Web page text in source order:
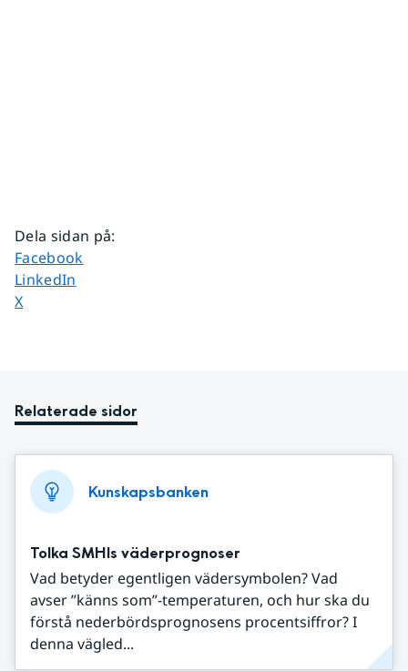
Dela sidan på:
Dela sidan på
Facebook
Dela sidan på
LinkedIn
Dela sidan på
X
Relaterade sidor
Kunskapsbanken
Tolka SMHIs väderprognoser
Vad betyder egentligen vädersymbolen? Vad
avser ”känns som”-temperaturen, och hur ska du
förstå nederbördsprognosens procentsiffror? I
denna vägled...